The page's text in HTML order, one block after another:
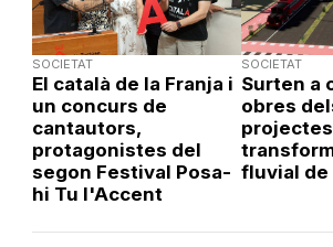
SOCIETAT
El català de la Franja i
un concurs de
cantautors,
protagonistes del
segon Festival Posa-
hi Tu l'Accent
SOCIETAT
Surten a
obres
fluvial de